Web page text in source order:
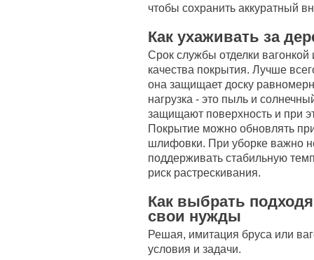
чтобы сохранить аккуратный
Как ухаживать за
Срок службы отделки
качества покрытия. Лучше
она защищает доску
нагрузка - это пыль и
защищают поверхность и при
Покрытие можно обновлять
шлифовки. При уборке важно
поддерживать стабильную
риск растрескивания.
Как выбрать
свои нужды
Решая, имитация бруса или
условия и задачи.